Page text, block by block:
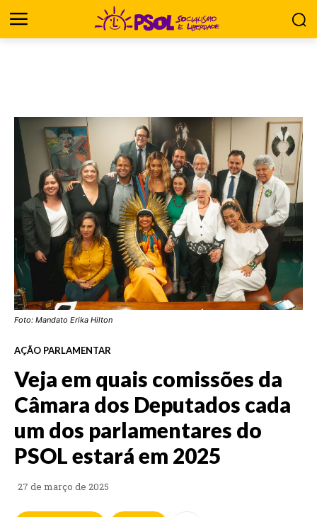
Foto: Mandato Erika Hilton
AÇÃO PARLAMENTAR
Veja em quais comissões da
Câmara dos Deputados cada
um dos parlamentares do
PSOL estará em 2025
27 de março de 2025